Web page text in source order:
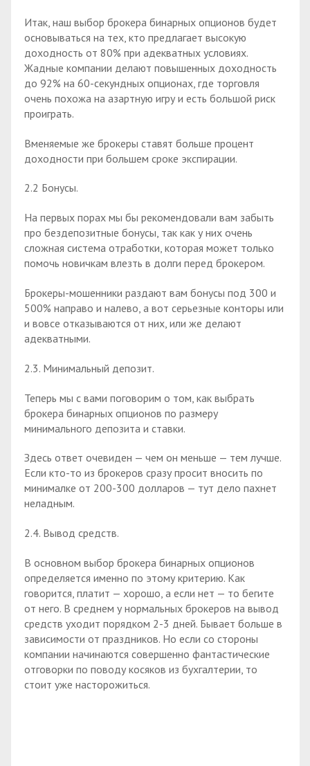
Итак, наш выбор брокера бинарных опционов будет
основываться на тех, кто предлагает высокую
доходность от 80% при адекватных условиях.
Жадные компании делают повышенных доходность
до 92% на 60-секундных опционах, где торговля
очень похожа на азартную игру и есть большой риск
проиграть.
Вменяемые же брокеры ставят больше процент
доходности при большем сроке экспирации.
2.2 Бонусы.
На первых порах мы бы рекомендовали вам забыть
про бездепозитные бонусы, так как у них очень
сложная система отработки, которая может только
помочь новичкам влезть в долги перед брокером.
Брокеры-мошенники раздают вам бонусы под 300 и
500% направо и налево, а вот серьезные конторы или
и вовсе отказываются от них, или же делают
адекватными.
2.3. Минимальный депозит.
Теперь мы с вами поговорим о том, как выбрать
брокера бинарных опционов по размеру
минимального депозита и ставки.
Здесь ответ очевиден — чем он меньше — тем лучше.
Если кто-то из брокеров сразу просит вносить по
минималке от 200-300 долларов — тут дело пахнет
неладным.
2.4. Вывод средств.
В основном выбор брокера бинарных опционов
определяется именно по этому критерию. Как
говорится, платит — хорошо, а если нет — то бегите
от него. В среднем у нормальных брокеров на вывод
средств уходит порядком 2-3 дней. Бывает больше в
зависимости от праздников. Но если со стороны
компании начинаются совершенно фантастические
отговорки по поводу косяков из бухгалтерии, то
стоит уже насторожиться.